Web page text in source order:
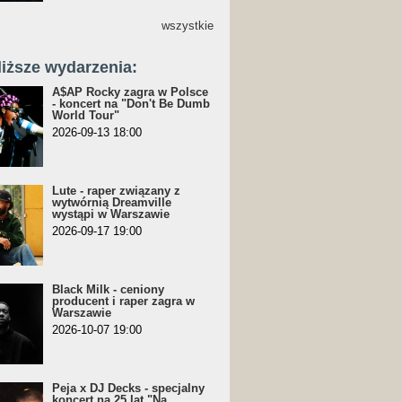
wszystkie
wydarzenia:
A$AP Rocky zagra w Polsce
- koncert na "Don't Be Dumb
World Tour"
2026-09-13 18:00
Lute - raper związany z
wytwórnią Dreamville
wystąpi w Warszawie
2026-09-17 19:00
Black Milk - ceniony
producent i raper zagra w
Warszawie
2026-10-07 19:00
Peja x DJ Decks - specjalny